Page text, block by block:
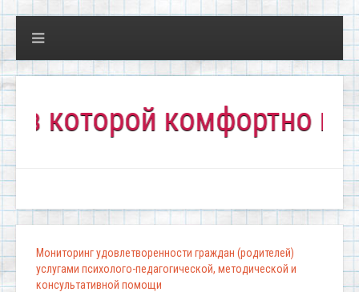
комфортно всем!"
Мониторинг удовлетворенности граждан (родителей)
услугами психолого-педагогической, методической и
консультативной помощи